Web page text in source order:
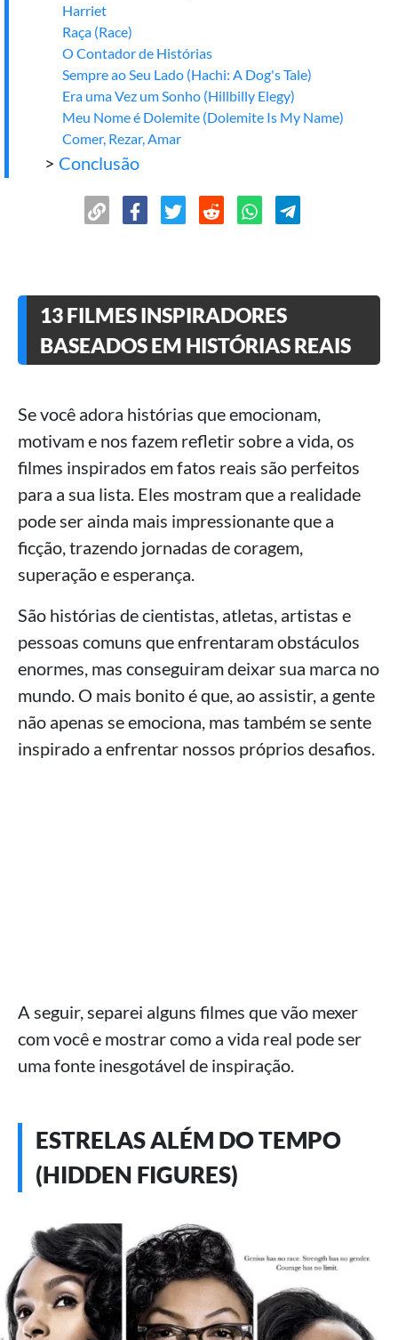
Harriet
Raça (Race)
O Contador de Histórias
Sempre ao Seu Lado (Hachi: A Dog's Tale)
Era uma Vez um Sonho (Hillbilly Elegy)
Meu Nome é Dolemite (Dolemite Is My Name)
Comer, Rezar, Amar
> Conclusão
13 FILMES INSPIRADORES
BASEADOS EM HISTÓRIAS REAIS
Se você adora histórias que emocionam,
motivam e nos fazem refletir sobre a vida, os
filmes inspirados em fatos reais são perfeitos
para a sua lista. Eles mostram que a realidade
pode ser ainda mais impressionante que a
ficção, trazendo jornadas de coragem,
superação e esperança.
São histórias de cientistas, atletas, artistas e
pessoas comuns que enfrentaram obstáculos
enormes, mas conseguiram deixar sua marca no
mundo. O mais bonito é que, ao assistir, a gente
não apenas se emociona, mas também se sente
inspirado a enfrentar nossos próprios desafios.
A seguir, separei alguns filmes que vão mexer
com você e mostrar como a vida real pode ser
uma fonte inesgotável de inspiração.
ESTRELAS ALÉM DO TEMPO
(HIDDEN FIGURES)